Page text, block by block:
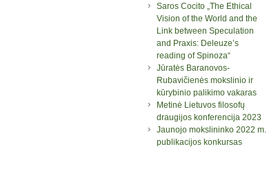
Saros Cocito „The Ethical
Vision of the World and the
Link between Speculation
and Praxis: Deleuze’s
reading of Spinoza“
Jūratės Baranovos-
Rubavičienės mokslinio ir
kūrybinio palikimo vakaras
Metinė Lietuvos filosofų
draugijos konferencija 2023
Jaunojo mokslininko 2022 m.
publikacijos konkursas